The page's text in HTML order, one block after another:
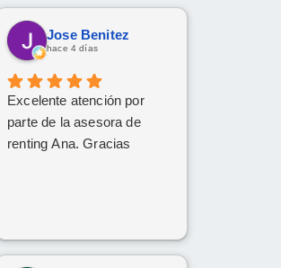
Jose Benitez
hace 4 días
Excelente atención por
parte de la asesora de
renting Ana. Gracias